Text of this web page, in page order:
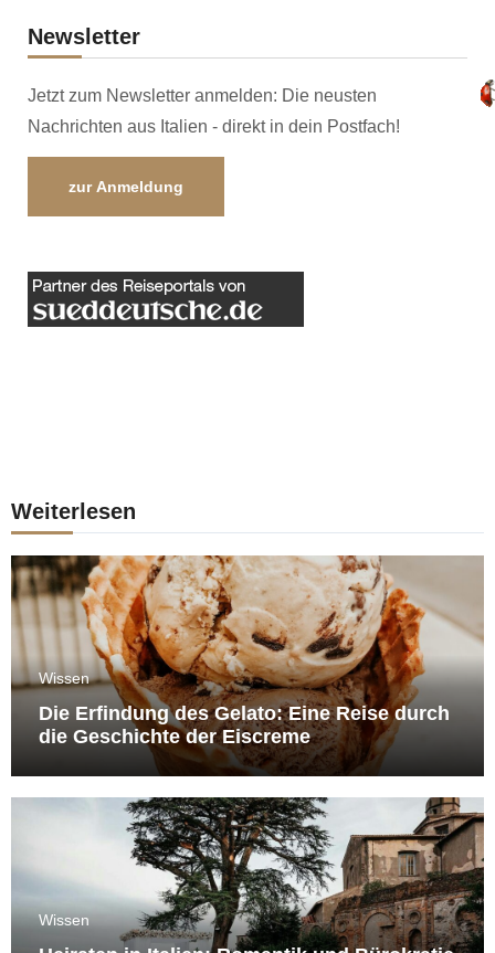
Newsletter
Jetzt zum Newsletter anmelden: Die neusten
Nachrichten aus Italien - direkt in dein Postfach!
zur Anmeldung
Weiterlesen
Wissen
Die Erfindung des Gelato: Eine Reise durch
die Geschichte der Eiscreme
Wissen